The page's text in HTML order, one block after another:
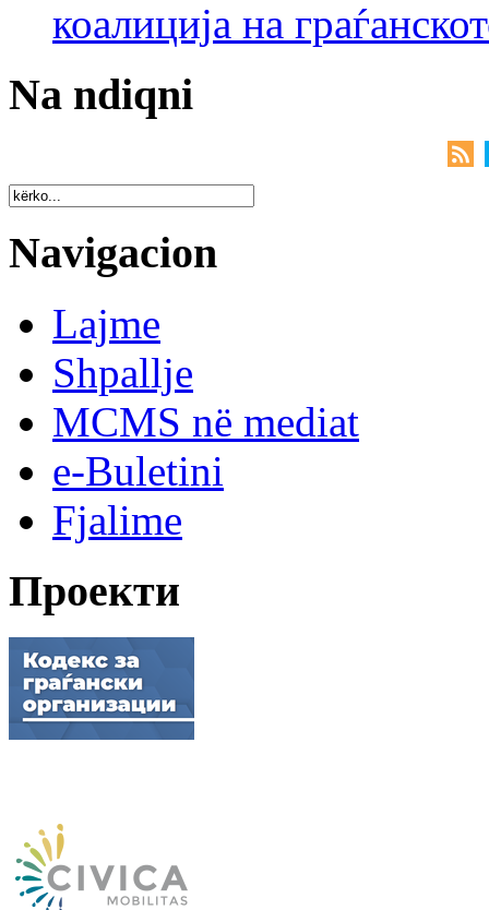
коалиција на
Na ndiqni
Navigacion
Lajme
Shpallje
MCMS në mediat
e-Buletini
Fjalime
Проекти